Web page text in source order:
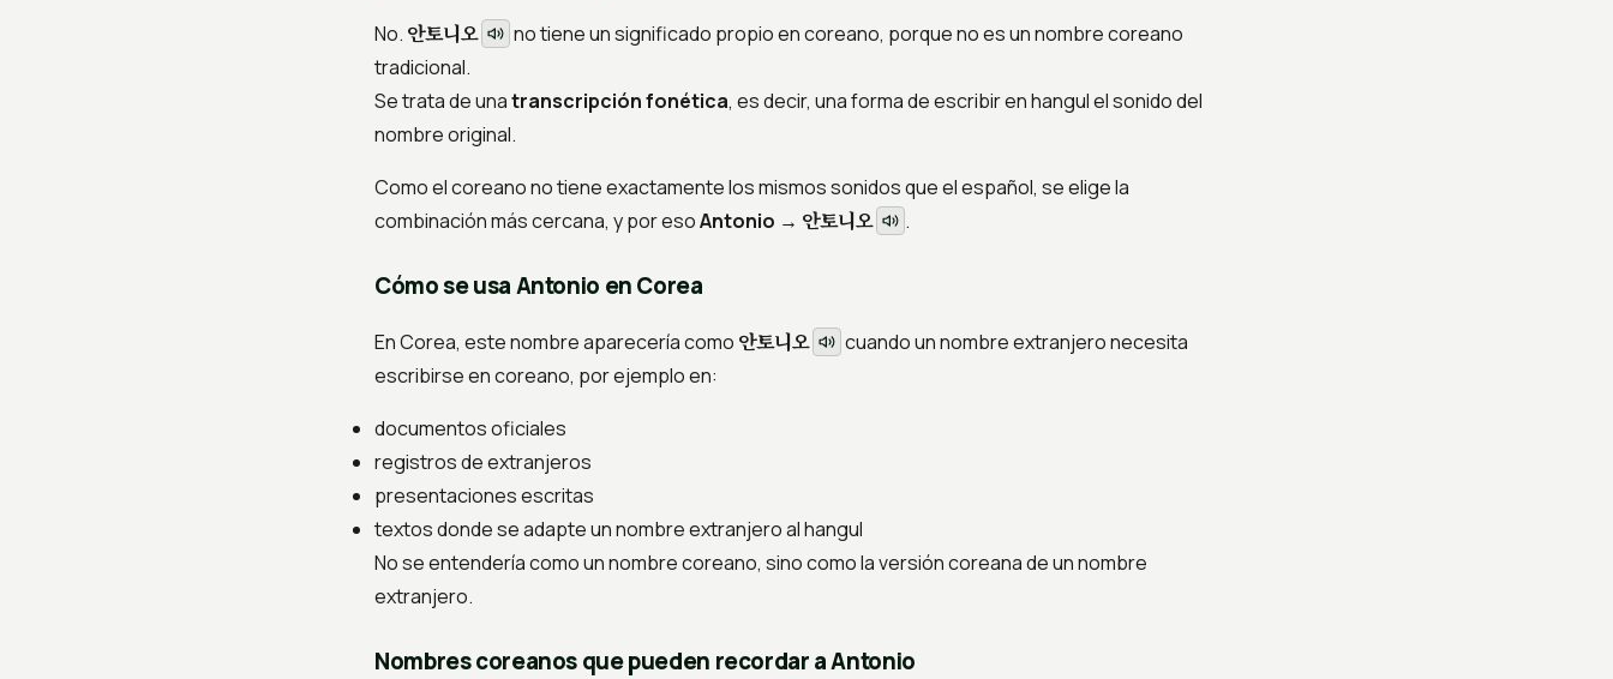
No. 안토니오
no tiene un significado propio en coreano, porque no es un nombre coreano
tradicional.
Se trata de unatranscripción fonética, es decir, una forma de escribir en hangul el sonido del
nombre original.
Como el coreano no tiene exactamente los mismos sonidos que el español, se elige la
combinación más cercana, y por esoAntonio → 안토니오 .
Cómo se usa Antonio en Corea
En Corea, este nombre aparecería como 안토니오
cuando un nombre extranjero necesita
escribirse en coreano, por ejemplo en:
documentos oficiales
registros de extranjeros
presentaciones escritas
textos donde se adapte un nombre extranjero al hangul
No se entendería como un nombre coreano, sino como la versión coreana de un nombre
extranjero.
Nombres coreanos que pueden recordar a Antonio